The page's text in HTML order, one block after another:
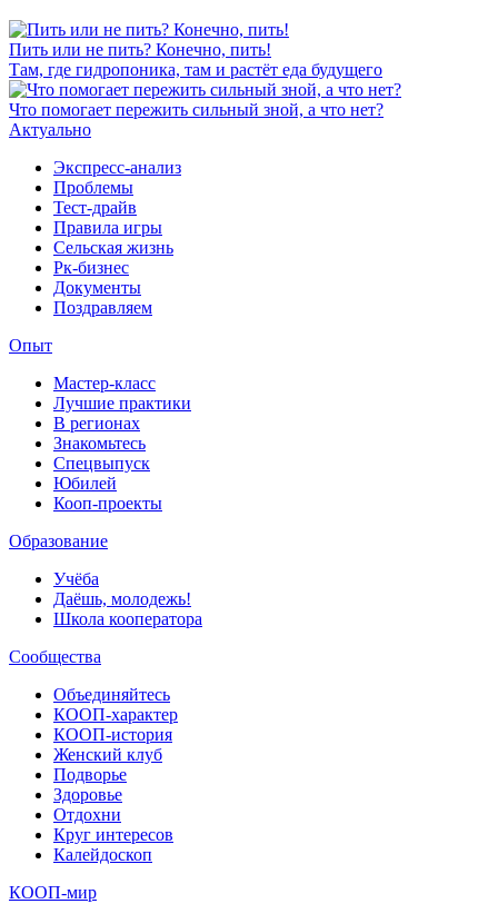
Пить или не пить? Конечно, пить!
Там, где гидропоника, там и растёт еда будущего
Что помогает пережить сильный зной, а что нет?
Актуально
Экспресс-анализ
Проблемы
Тест-драйв
Правила игры
Сельская жизнь
Рк-бизнес
Документы
Поздравляем
Опыт
Мастер-класс
Лучшие практики
В регионах
Знакомьтесь
Спецвыпуск
Юбилей
Кооп-проекты
Образование
Учёба
Даёшь, молодежь!
Школа кооператора
Сообщества
Объединяйтесь
КООП-характер
КООП-история
Женский клуб
Подворье
Здоровье
Отдохни
Круг интересов
Калейдоскоп
КООП-мир